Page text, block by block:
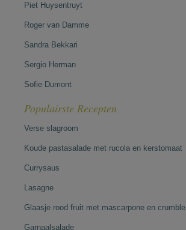
Piet Huysentruyt
Roger van Damme
Sandra Bekkari
Sergio Herman
Sofie Dumont
Populairste Recepten
Verse slagroom
Koude pastasalade met rucola en kerstomaat
Currysaus
Lasagne
Glaasje rood fruit met mascarpone en crumble
Garnaalsalade